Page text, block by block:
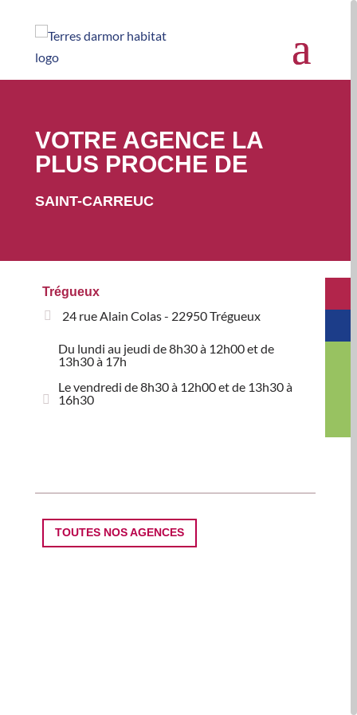
VOTRE AGENCE LA
PLUS PROCHE DE
SAINT-CARREUC
Trégueux
24 rue Alain Colas - 22950 Trégueux
Du lundi au jeudi de 8h30 à 12h00 et de
13h30 à 17h
Le vendredi de 8h30 à 12h00 et de 13h30 à
16h30
TOUTES NOS AGENCES